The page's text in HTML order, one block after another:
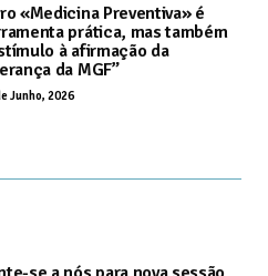
«Medicina Preventiva» é
prática, mas também
à afirmação da
da MGF”
Junho, 2026